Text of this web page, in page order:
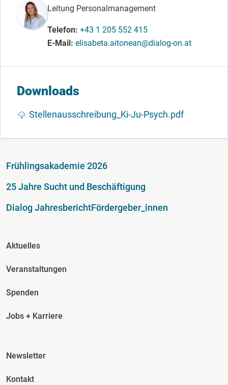
Leitung Personalmanagement
Telefon +43 1 205 552 415
E-Mail elisabeta.aitonean@dialog-on.at
Downloads
Dokument
Stellenausschreibung_Ki-Ju-Psych.pdf
Fußzeile
Frühlingsakademie 2026
25 Jahre Sucht und Beschäftigung
Dialog JahresberichtFördergeber_innen
Fusszeile Spalte 2
Aktuelles
Veranstaltungen
Spenden
Jobs + Karriere
Fusszeile Spalte 3
Newsletter
Kontakt